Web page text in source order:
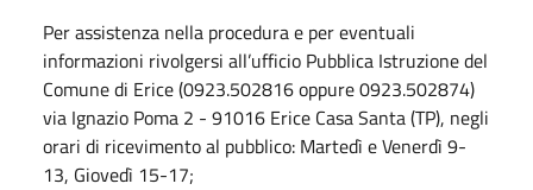
Per assistenza nella procedura e per eventuali
informazioni rivolgersi all’ufficio Pubblica Istruzione del
Comune di Erice (0923.502816 oppure 0923.502874)
via Ignazio Poma 2 - 91016 Erice Casa Santa (TP), negli
orari di ricevimento al pubblico: Martedì e Venerdì 9-
13, Giovedì 15-17;